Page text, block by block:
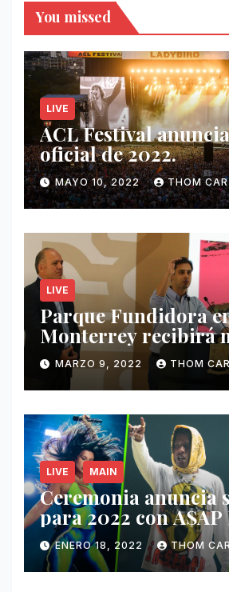
You missed
LIVE
ACL Festival
oficial de 2022.
MAYO 10, 2022 THOM
LIVE
Parque Fundidora
Monterrey recibirá
ingresos por
Música.
MARZO 9, 2022 THOM
LIVE MAIN
Ceremonia anuncia
para 2022 con A$AP
Nathy Peluso, Noah
y más.
ENERO 18, 2022 THOM